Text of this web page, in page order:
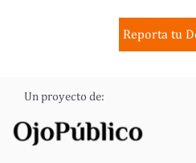
Reporta tu
Un proyecto de: